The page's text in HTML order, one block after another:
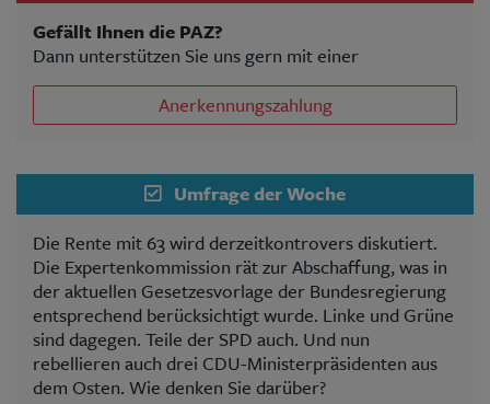
Gefällt Ihnen die PAZ?
Dann unterstützen Sie uns gern mit einer
Anerkennungszahlung
Umfrage der Woche
Die Rente mit 63 wird derzeitkontrovers diskutiert.
Die Expertenkommission rät zur Abschaffung, was in
der aktuellen Gesetzesvorlage der Bundesregierung
entsprechend berücksichtigt wurde. Linke und Grüne
sind dagegen. Teile der SPD auch. Und nun
rebellieren auch drei CDU-Ministerpräsidenten aus
dem Osten. Wie denken Sie darüber?